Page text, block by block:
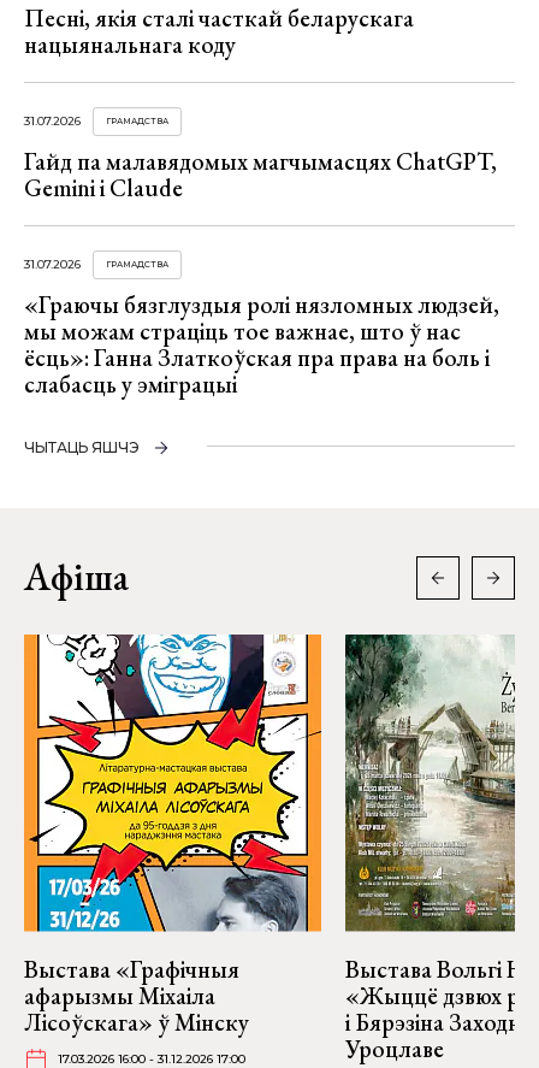
Песні, якія сталі часткай беларускага
нацыянальнага коду
31.07.2026 ГРАМАДСТВА
Гайд па малавядомых магчымасцях ChatGPT,
Gemini і Claude
31.07.2026 ГРАМАДСТВА
«Граючы бязглуздыя ролі нязломных людзей,
мы можам страціць тое важнае, што ў нас
ёсць»: Ганна Златкоўская пра права на боль і
слабасць у эміграцыі
ЧЫТАЦЬ ЯШЧЭ
Афіша
Выстава «Графічныя
афарызмы Міхаіла
Лісоўскага» ў Мінску
17.03.2026 16:00 - 31.12.2026 17:00
Выстава Вольгі
«Жыццё дзвюх
і Бярэзіна
Уроцлаве